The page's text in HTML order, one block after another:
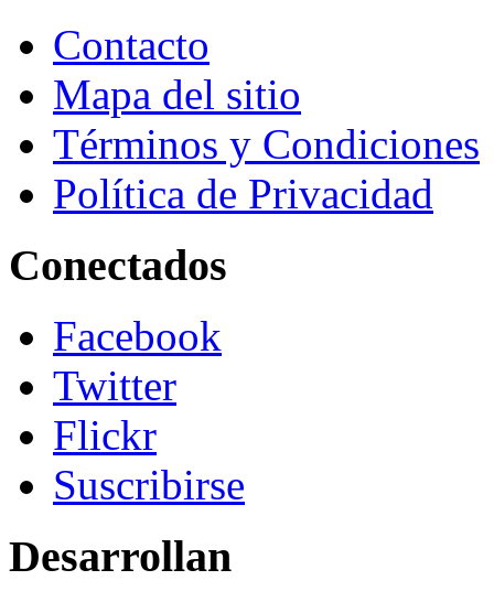
Contacto
Mapa del sitio
Términos y Condiciones
Política de Privacidad
Conectados
Facebook
Twitter
Flickr
Suscribirse
Desarrollan